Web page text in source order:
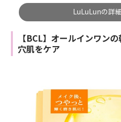
LuLuLunの詳
【BCL】オールインワン
穴肌をケア